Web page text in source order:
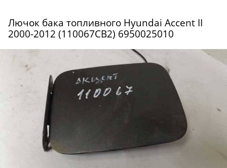
Лючок бака топливного Hyundai Accent II
2000-2012 (110067СВ2) 6950025010